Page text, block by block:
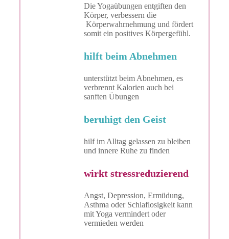
Die Yogaübungen entgiften den
Körper, verbessern die
Körperwahrnehmung und fördert
somit ein positives Körpergefühl.
hilft beim Abnehmen
unterstützt beim Abnehmen, es
verbrennt Kalorien auch bei
sanften Übungen
beruhigt den Geist
hilf im Alltag gelassen zu bleiben
und innere Ruhe zu finden
wirkt stressreduzierend
Angst, Depression, Ermüdung,
Asthma oder Schlaflosigkeit kann
mit Yoga vermindert oder
vermieden werden